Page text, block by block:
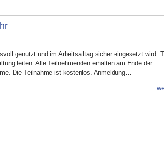
genutzt und im Arbeitsalltag sicher eingesetzt wird.
leiten. Alle Teilnehmenden erhalten am Ende der
Die Teilnahme ist kostenlos. Anmeldung…